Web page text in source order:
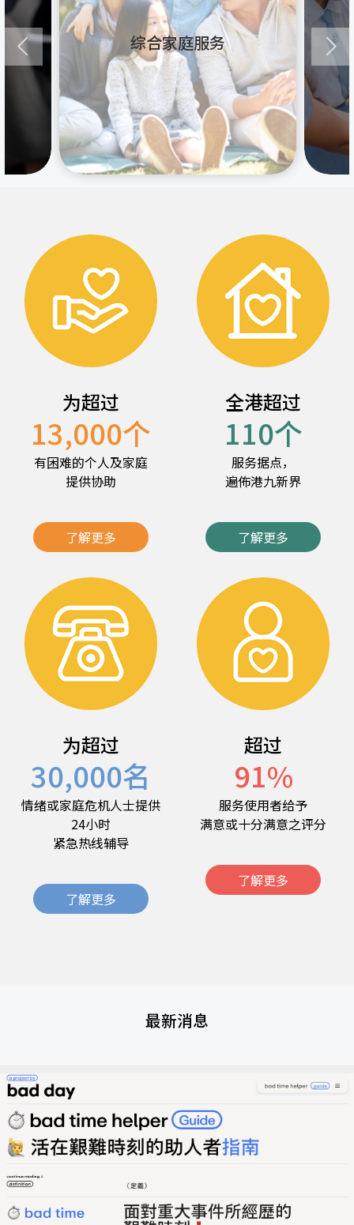
综合家庭服务
为超过
13,000个
有困难的个人及家庭
提供协助
了解更多
全港超过
110个
服务据点，
遍佈港九新界
了解更多
为超过
30,000名
情绪或家庭危机人士提供
24小时
紧急热线辅导
了解更多
超过
91%
服务使用者给予
满意或十分满意之评分
了解更多
最新消息